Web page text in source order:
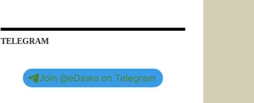
TELEGRAM
Join @eDawa on Telegram